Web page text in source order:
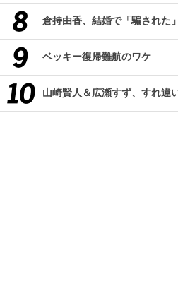
倉持由香、結婚で「騙された
ベッキー復帰難航のワケ
山崎賢人＆広瀬すず、すれ違